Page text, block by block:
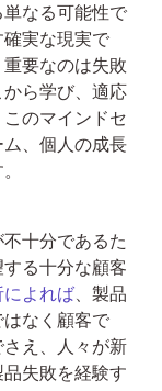
なる可能性で
実な現実で
重要なのは失敗
ら学び、適応
のマインドセ
、個人の成長
十分であるた
る十分な顧客
よれば、製品
なく顧客で
え、人々が新
失敗を経験す